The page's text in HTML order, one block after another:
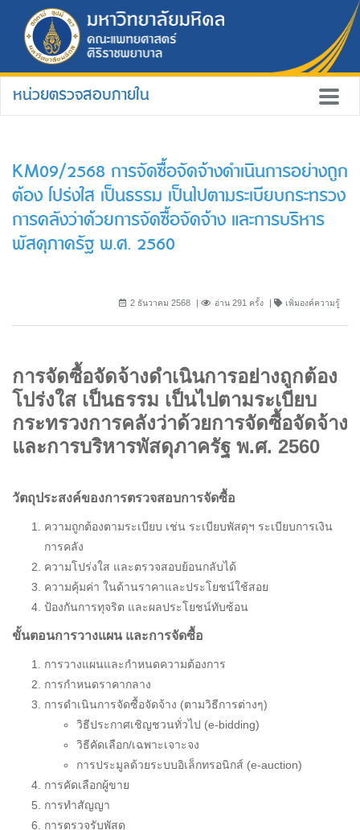
หน่วยตรวจสอบภายใน
KM09/2568 การจัดซื้อจัดจ้างดำเนินการอย่างถูก
ต้อง โปร่งใส เป็นธรรม เป็นไปตามระเบียบกระทรวง
การคลังว่าด้วยการจัดซื้อจัดจ้าง และการบริหาร
พัสดุภาครัฐ พ.ศ. 2560
2 ธันวาคม 2568 อ่าน 291 ครั้ง เพิ่มองค์ความรู้
การจัดซื้อจัดจ้างดำเนินการอย่างถูกต้อง
โปร่งใส เป็นธรรม เป็นไปตามระเบียบ
กระทรวงการคลังว่าด้วยการจัดซื้อจัดจ้าง
และการบริหารพัสดุภาครัฐ พ.ศ. 2560
วัตถุประสงค์ของการตรวจสอบการจัดซื้อ
ความถูกต้องตามระเบียบ เช่น ระเบียบพัสดุฯ ระเบียบการเงิน
การคลัง
ความโปร่งใส และตรวจสอบย้อนกลับได้
ความคุ้มค่า ในด้านราคาและประโยชน์ใช้สอย
ป้องกันการทุจริต และผลประโยชน์ทับซ้อน
ขั้นตอนการวางแผน และการจัดซื้อ
การวางแผนและกำหนดความต้องการ
การกำหนดราคากลาง
การดำเนินการจัดซื้อจัดจ้าง (ตามวิธีการต่างๆ)
วิธีประกาศเชิญชวนทั่วไป (e-bidding)
วิธีคัดเลือก/เฉพาะเจาะจง
การประมูลด้วยระบบอิเล็กทรอนิกส์ (e-auction)
การคัดเลือกผู้ขาย
การทำสัญญา
การตรวจรับพัสดุ